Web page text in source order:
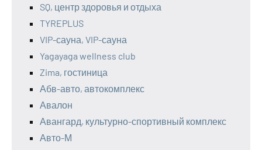
SQ, центр здоровья и отдыха
TYREPLUS
VIP-сауна, VIP-сауна
Yagayaga wellness club
Zima, гостиница
Абв-авто, автокомплекс
Авалон
Авангард, культурно-спортивный комплекс
Авто-М